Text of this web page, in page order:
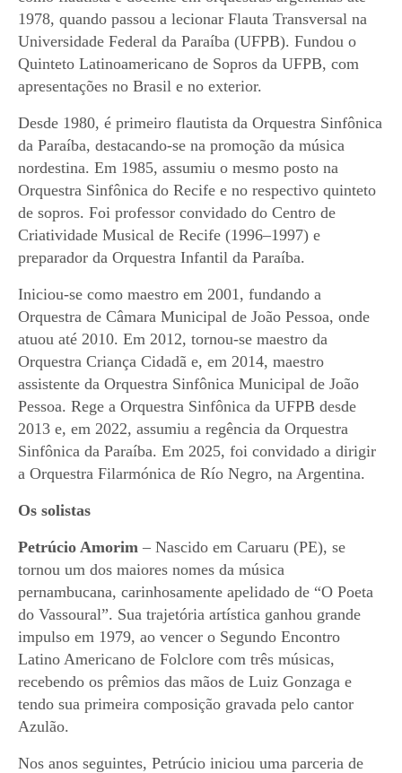
1978, quando passou a lecionar Flauta Transversal na
Universidade Federal da Paraíba (UFPB). Fundou o
Quinteto Latinoamericano de Sopros da UFPB, com
apresentações no Brasil e no exterior.
Desde 1980, é primeiro flautista da Orquestra Sinfônica
da Paraíba, destacando-se na promoção da música
nordestina. Em 1985, assumiu o mesmo posto na
Orquestra Sinfônica do Recife e no respectivo quinteto
de sopros. Foi professor convidado do Centro de
Criatividade Musical de Recife (1996–1997) e
preparador da Orquestra Infantil da Paraíba.
Iniciou-se como maestro em 2001, fundando a
Orquestra de Câmara Municipal de João Pessoa, onde
atuou até 2010. Em 2012, tornou-se maestro da
Orquestra Criança Cidadã e, em 2014, maestro
assistente da Orquestra Sinfônica Municipal de João
Pessoa. Rege a Orquestra Sinfônica da UFPB desde
2013 e, em 2022, assumiu a regência da Orquestra
Sinfônica da Paraíba. Em 2025, foi convidado a dirigir
a Orquestra Filarmónica de Río Negro, na Argentina.
Os solistas
Petrúcio Amorim – Nascido em Caruaru (PE), se
tornou um dos maiores nomes da música
pernambucana, carinhosamente apelidado de “O Poeta
do Vassoural”. Sua trajetória artística ganhou grande
impulso em 1979, ao vencer o Segundo Encontro
Latino Americano de Folclore com três músicas,
recebendo os prêmios das mãos de Luiz Gonzaga e
tendo sua primeira composição gravada pelo cantor
Azulão.
Nos anos seguintes, Petrúcio iniciou uma parceria de